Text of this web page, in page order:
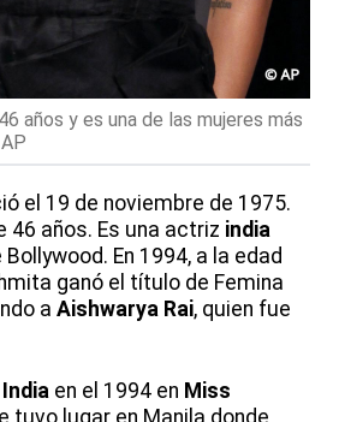
años y es una de las mujeres más
el 19 de noviembre de 1975.
años. Es una actriz india
En 1994, a la edad
ganó el título de Femina
a Aishwarya Rai, quien fue
India en el 1994 en Miss